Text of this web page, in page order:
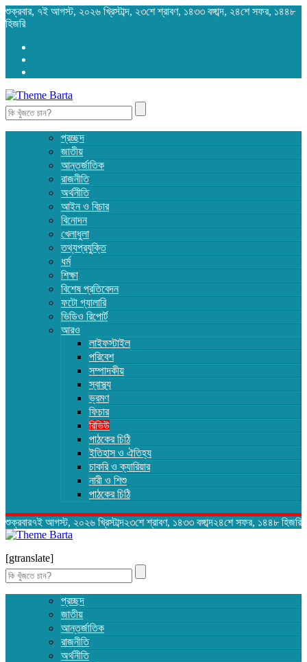
শুক্রবার, ৭ই আগস্ট, ২০২৬ খ্রিস্টাব্দ, ২৩শে শ্রাবণ, ১৪৩৩ বঙ্গাব্দ, ২৪শে সফর, ১৪৪৮
হিজরি
Search
for:
প্রচ্ছদ
জাতীয়
আন্তর্জাতিক
রাজনীতি
অর্থনীতি
আইন ও বিচার
বিনোদন
খেলাধুলা
তথ্যপ্রযুক্তি
ধর্ম
শিক্ষা
বিশেষ প্রতিবেদন
ফটো গ্যালারি
ভিডিও রিপোর্ট
আরও
লাইফস্টাইল
পরিবেশ
সম্পাদকীয়
স্বাস্থ্য
ভ্রমণ
ফিচার
রিভিউ
পাঠকের চিঠি
ইতিহাস ও ঐতিহ্য
চাকরি ও ক্যারিয়ার
নারী ও শিশু
পাঠকের চিঠি
শুক্রবার৭ই আগস্ট, ২০২৬ খ্রিস্টাব্দ২৩শে শ্রাবণ, ১৪৩৩ বঙ্গাব্দ২৪শে সফর, ১৪৪৮ হিজরি
[gtranslate]
Search
for:
প্রচ্ছদ
জাতীয়
আন্তর্জাতিক
রাজনীতি
অর্থনীতি